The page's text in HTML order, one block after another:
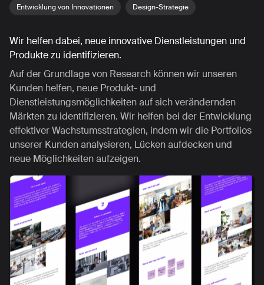
Entwicklung von Innovationen Design-Strategie
Wir helfen dabei, neue innovative Dienstleistungen und
Produkte zu identifizieren.
Auf der Grundlage von Research können wir unseren
Kunden helfen, neue Produkt- und
Dienstleistungsmöglichkeiten auf sich verändernden
Märkten zu identifizieren. Wir helfen bei der Entwicklung
effektiver Wachstumsstrategien, indem wir die Portfolios
unserer Kunden analysieren, Lücken aufdecken und
neue Möglichkeiten aufzeigen.